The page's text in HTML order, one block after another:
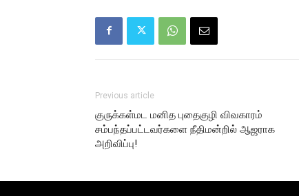
Previous article
குருக்கள்மட மனித புதைகுழி விவகாரம்
சம்பந்தப்பட்டவர்களை நீதிமன்றில் ஆஜராக
அறிவிப்பு!